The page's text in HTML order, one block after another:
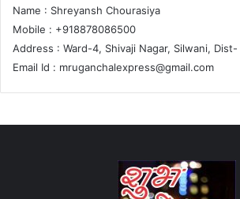
Name : Shreyansh Chourasiya
Mobile : +918878086500
Address : Ward-4, Shivaji Nagar, Silwani, Dist-
Email Id : mruganchalexpress@gmail.com